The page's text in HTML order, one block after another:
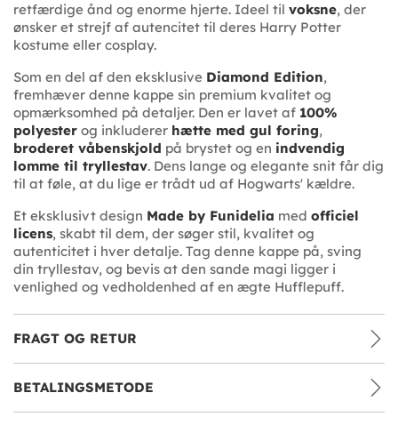
retfærdige ånd og enorme hjerte. Ideel til voksne, der
ønsker et strejf af autencitet til deres Harry Potter
kostume eller cosplay.
Som en del af den eksklusive Diamond Edition,
fremhæver denne kappe sin premium kvalitet og
opmærksomhed på detaljer. Den er lavet af 100%
polyester og inkluderer hætte med gul foring,
broderet våbenskjold på brystet og en indvendig
lomme til tryllestav. Dens lange og elegante snit får dig
til at føle, at du lige er trådt ud af Hogwarts' kældre.
Et eksklusivt design Made by Funidelia med officiel
licens, skabt til dem, der søger stil, kvalitet og
autenticitet i hver detalje. Tag denne kappe på, sving
din tryllestav, og bevis at den sande magi ligger i
venlighed og vedholdenhed af en ægte Hufflepuff.
FRAGT OG RETUR
BETALINGSMETODE